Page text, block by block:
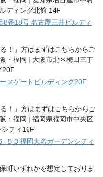
8番18号 名古屋三井ビルディ
スゲートビルディング20F
５０福岡大名ガーデンシティ
町いずれかを想定しておりま